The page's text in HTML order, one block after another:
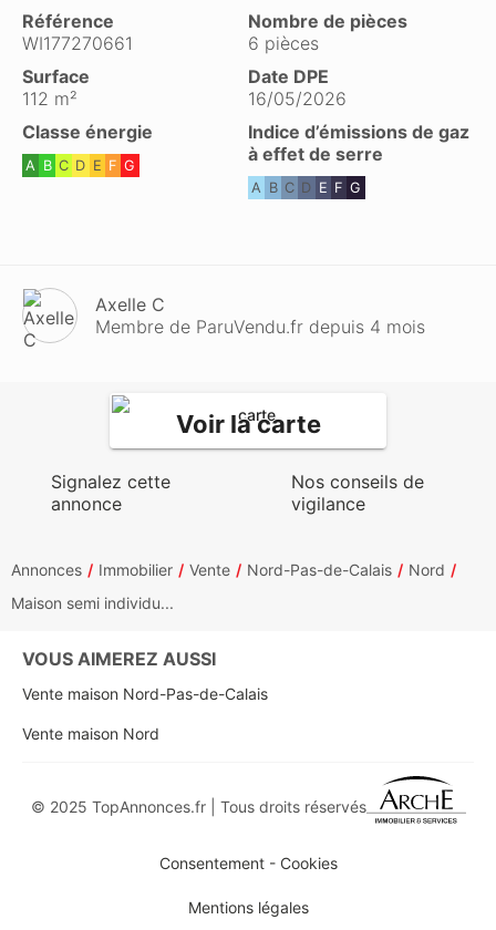
Référence
WI177270661
Nombre de pièces
6 pièces
Surface
112 m²
Date DPE
16/05/2026
Classe énergie
A B C D E F G
Indice d’émissions de gaz
à effet de serre
A B C D E F G
Axelle C
Membre de ParuVendu.fr depuis 4 mois
Voir la carte
Signalez cette
annonce
Nos conseils de
vigilance
Annonces Immobilier Vente Nord-Pas-de-Calais
Nord
Maison semi individu...
VOUS AIMEREZ AUSSI
Vente maison Nord-Pas-de-Calais
Vente maison Nord
© 2025 TopAnnonces.fr | Tous droits réservés
Consentement - Cookies
Mentions légales